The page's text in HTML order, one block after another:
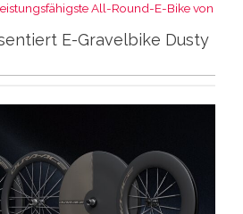
All-Round-E-Bike von
E-Gravelbike Dusty